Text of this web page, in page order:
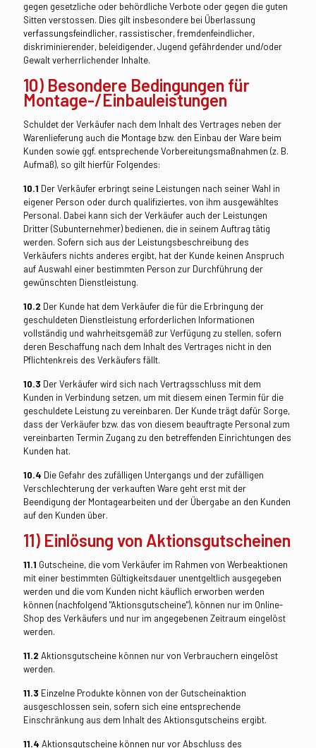
gegen gesetzliche oder behördliche Verbote oder gegen die guten
Sitten verstossen. Dies gilt insbesondere bei Überlassung
verfassungsfeindlicher, rassistischer, fremdenfeindlicher,
diskriminierender, beleidigender, Jugend gefährdender und/oder
Gewalt verherrlichender Inhalte.
10) Besondere Bedingungen für
Montage-/Einbauleistungen
Schuldet der Verkäufer nach dem Inhalt des Vertrages neben der
Warenlieferung auch die Montage bzw. den Einbau der Ware beim
Kunden sowie ggf. entsprechende Vorbereitungsmaßnahmen (z. B.
Aufmaß), so gilt hierfür Folgendes:
10.1 Der Verkäufer erbringt seine Leistungen nach seiner Wahl in
eigener Person oder durch qualifiziertes, von ihm ausgewähltes
Personal. Dabei kann sich der Verkäufer auch der Leistungen
Dritter (Subunternehmer) bedienen, die in seinem Auftrag tätig
werden. Sofern sich aus der Leistungsbeschreibung des
Verkäufers nichts anderes ergibt, hat der Kunde keinen Anspruch
auf Auswahl einer bestimmten Person zur Durchführung der
gewünschten Dienstleistung.
10.2 Der Kunde hat dem Verkäufer die für die Erbringung der
geschuldeten Dienstleistung erforderlichen Informationen
vollständig und wahrheitsgemäß zur Verfügung zu stellen, sofern
deren Beschaffung nach dem Inhalt des Vertrages nicht in den
Pflichtenkreis des Verkäufers fällt.
10.3 Der Verkäufer wird sich nach Vertragsschluss mit dem
Kunden in Verbindung setzen, um mit diesem einen Termin für die
geschuldete Leistung zu vereinbaren. Der Kunde trägt dafür Sorge,
dass der Verkäufer bzw. das von diesem beauftragte Personal zum
vereinbarten Termin Zugang zu den betreffenden Einrichtungen des
Kunden hat.
10.4 Die Gefahr des zufälligen Untergangs und der zufälligen
Verschlechterung der verkauften Ware geht erst mit der
Beendigung der Montagearbeiten und der Übergabe an den Kunden
auf den Kunden über.
11) Einlösung von Aktionsgutscheinen
11.1 Gutscheine, die vom Verkäufer im Rahmen von Werbeaktionen
mit einer bestimmten Gültigkeitsdauer unentgeltlich ausgegeben
werden und die vom Kunden nicht käuflich erworben werden
können (nachfolgend "Aktionsgutscheine"), können nur im Online-
Shop des Verkäufers und nur im angegebenen Zeitraum eingelöst
werden.
11.2 Aktionsgutscheine können nur von Verbrauchern eingelöst
werden.
11.3 Einzelne Produkte können von der Gutscheinaktion
ausgeschlossen sein, sofern sich eine entsprechende
Einschränkung aus dem Inhalt des Aktionsgutscheins ergibt.
11.4 Aktionsgutscheine können nur vor Abschluss des